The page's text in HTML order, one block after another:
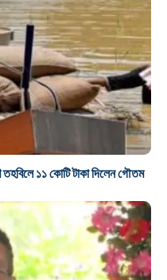
১১ কোটি টাকা দিলেন গৌতম